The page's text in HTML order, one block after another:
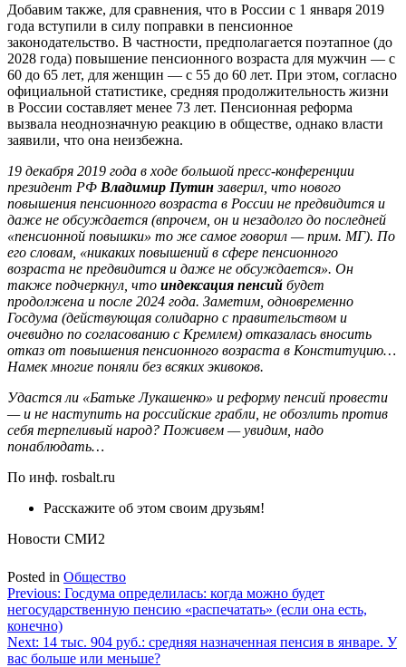
Добавим также, для сравнения, что в России с 1 января 2019
года вступили в силу поправки в пенсионное
законодательство. В частности, предполагается поэтапное (до
2028 года) повышение пенсионного возраста для мужчин — с
60 до 65 лет, для женщин — с 55 до 60 лет. При этом, согласно
официальной статистике, средняя продолжительность жизни
в России составляет менее 73 лет. Пенсионная реформа
вызвала неоднозначную реакцию в обществе, однако власти
заявили, что она неизбежна.
19 декабря 2019 года в ходе большой пресс-конференции
президент РФ Владимир Путинзаверил, что нового
повышения пенсионного возраста в России не предвидится и
даже не обсуждается (впрочем, он и незадолго до последней
«пенсионной повышки» то же самое говорил — прим. МГ). По
его словам, «никаких повышений в сфере пенсионного
возраста не предвидится и даже не обсуждается». Он
также подчеркнул, что индексация пенсий будет
продолжена и после 2024 года. Заметим, одновременно
Госдума (действующая солидарно с правительством и
очевидно по согласованию с Кремлем) отказалась вносить
отказ от повышения пенсионного возраста в Конституцию…
Намек многие поняли без всяких экивоков.
Удастся ли «Батьке Лукашенко» и реформу пенсий провести
— и не наступить на российские грабли, не обозлить против
себя терпеливый народ? Поживем — увидим, надо
понаблюдать…
По инф. rosbalt.ru
Расскажите об этом своим друзьям!
Новости СМИ2
Posted in Общество
Навигация
по
записям
Previous: Госдума определилась: когда можно будет
негосударственную пенсию «распечатать» (если она есть,
конечно)
Next: 14 тыс. 904 руб.: средняя назначенная пенсия в январе. У
вас больше или меньше?